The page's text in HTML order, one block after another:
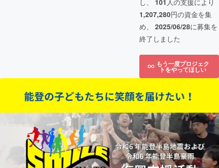
し、 101 人の支援により
1,207,280円の資金を集
め、 2025/06/28に募集を
終了しました
もう一度プロジェク
トをやってほしい